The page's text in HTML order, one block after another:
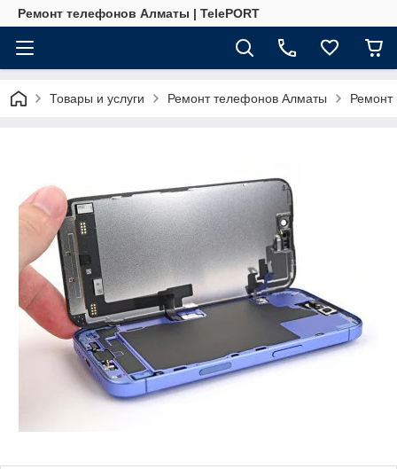
Ремонт телефонов Алматы | TelePORT
Товары и услуги Ремонт телефонов Алматы Ремонт